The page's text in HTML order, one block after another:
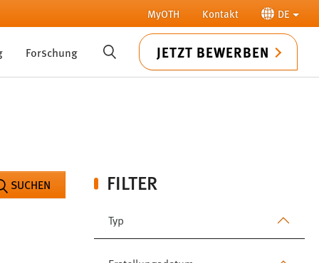
MyOTH Kontakt DE
Forschung SUCHE JETZT BEWERBEN
FILTER
Typ
SUCHEN